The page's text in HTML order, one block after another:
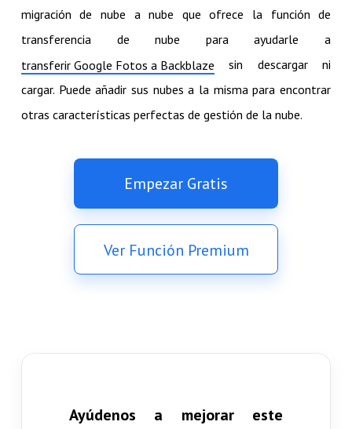
migración de nube a nube que ofrece la función de
transferencia de nube para ayudarle a
transferir Google Fotos a Backblaze sin descargar ni
cargar. Puede añadir sus nubes a la misma para encontrar
otras características perfectas de gestión de la nube.
Empezar Gratis
Ver Función Premium
Ayúdenos a mejorar este